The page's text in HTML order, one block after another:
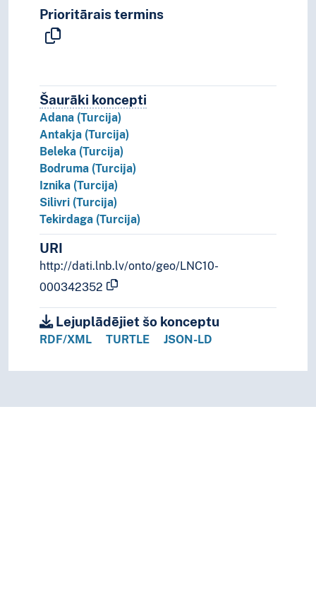
Prioritārais termins
Šaurāki koncepti
Adana (Turcija)
Antakja (Turcija)
Beleka (Turcija)
Bodruma (Turcija)
Iznika (Turcija)
Silivri (Turcija)
Tekirdaga (Turcija)
URI
http://dati.lnb.lv/onto/geo/LNC10-
000342352
Lejuplādējiet šo konceptu
RDF/XML TURTLE JSON-LD